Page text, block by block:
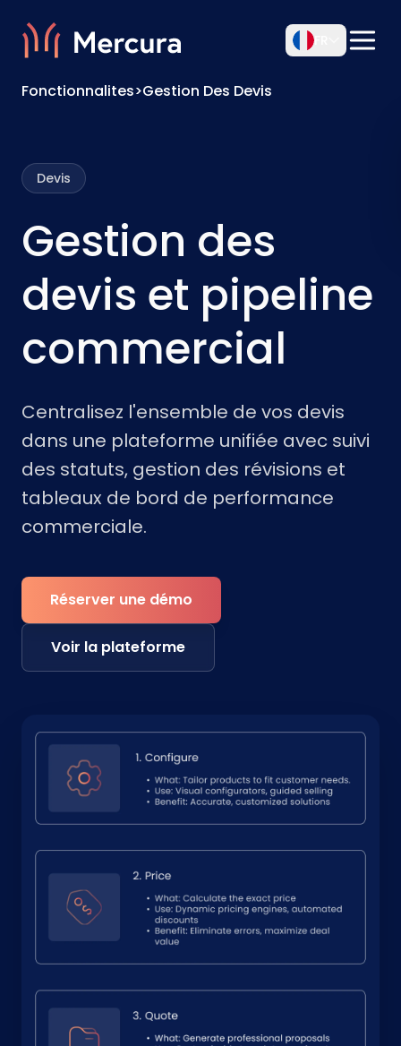
Fonctionnalites>Gestion Des Devis
Devis
Gestion des
devis et pipeline
commercial
Centralisez l'ensemble de vos devis
dans une plateforme unifiée avec suivi
des statuts, gestion des révisions et
tableaux de bord de performance
commerciale.
Réserver une démo
Voir la plateforme